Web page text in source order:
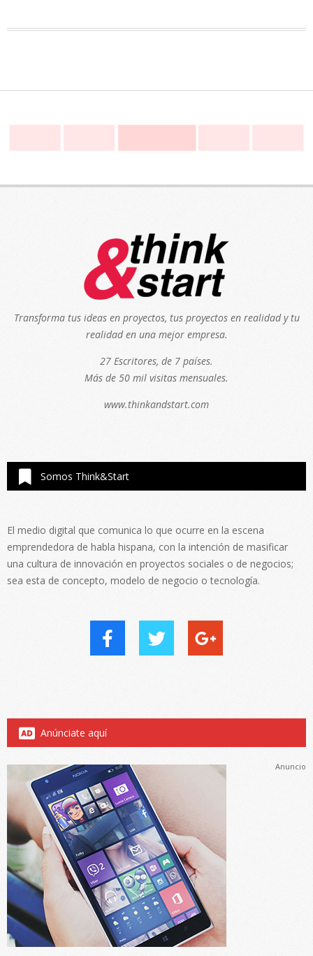
Transforma tus ideas en proyectos, tus proyectos en realidad y tu
realidad en una mejor empresa.
27 Escritores, de 7 países.
Más de 50 mil visitas mensuales.
www.thinkandstart.com
Somos Think&Start
El medio digital que comunica lo que ocurre en la escena
emprendedora de habla hispana, con la intención de masificar
una cultura de innovación en proyectos sociales o de negocios;
sea esta de concepto, modelo de negocio o tecnología.
Anúnciate aquí
Anuncio